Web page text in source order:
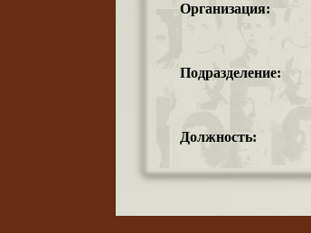
Организация:
Подразделение:
Должность: